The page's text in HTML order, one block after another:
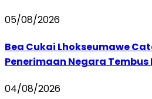
05/08/2026
Bea Cukai Lhokseumawe
Penerimaan Negara Tembus
04/08/2026